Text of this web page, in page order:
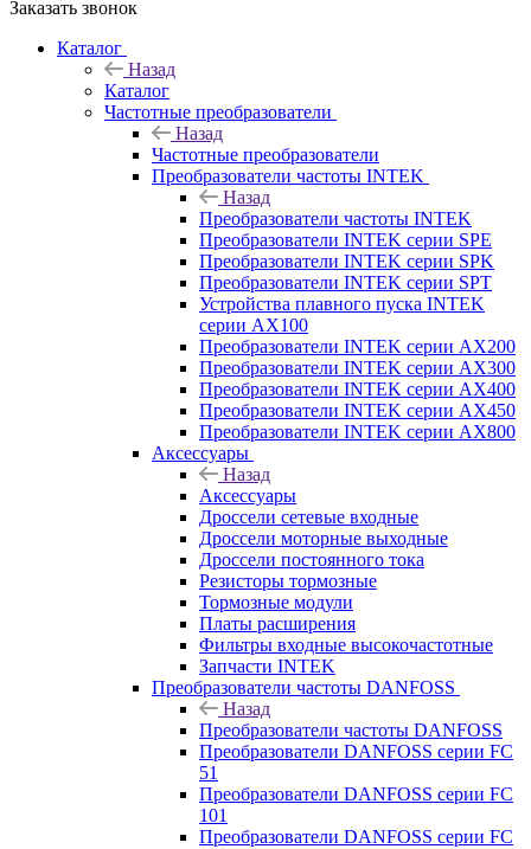
Заказать звонок
Каталог
Назад
Каталог
Частотные преобразователи
Назад
Частотные преобразователи
Преобразователи частоты INTEK
Назад
Преобразователи частоты INTEK
Преобразователи INTEK серии SPE
Преобразователи INTEK серии SPK
Преобразователи INTEK серии SPT
Устройства плавного пуска INTEK
серии AX100
Преобразователи INTEK серии AX200
Преобразователи INTEK серии AX300
Преобразователи INTEK серии AX400
Преобразователи INTEK серии AX450
Преобразователи INTEK серии AX800
Аксессуары
Назад
Аксессуары
Дроссели сетевые входные
Дроссели моторные выходные
Дроссели постоянного тока
Резисторы тормозные
Тормозные модули
Платы расширения
Фильтры входные высокочастотные
Запчасти INTEK
Преобразователи частоты DANFOSS
Назад
Преобразователи частоты DANFOSS
Преобразователи DANFOSS серии FC
51
Преобразователи DANFOSS серии FC
101
Преобразователи DANFOSS серии FC